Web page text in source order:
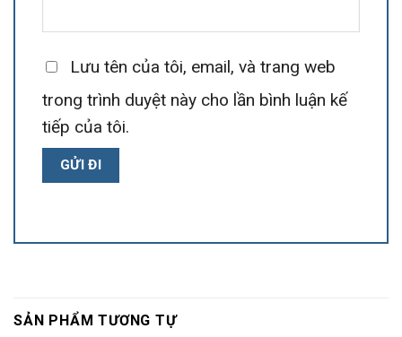
Lưu tên của tôi, email, và trang web
trong trình duyệt này cho lần bình luận kế
tiếp của tôi.
SẢN PHẨM TƯƠNG TỰ